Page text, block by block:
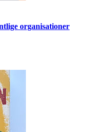
organisationer